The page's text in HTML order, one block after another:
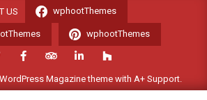
US wphootThemes
wphootThemes
Magazine theme with A+ Support.